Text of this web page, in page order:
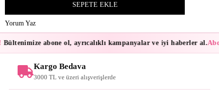
Yorum Yaz
Bültenimize abone ol, ayrıcalıklı kampanyalar ve iyi haberler al.
Kargo Bedava
3000 TL ve üzeri alışverişlerde